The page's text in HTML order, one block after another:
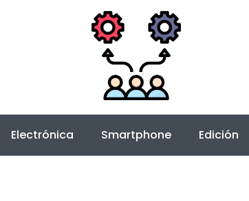
Electrónica Smartphone Edición